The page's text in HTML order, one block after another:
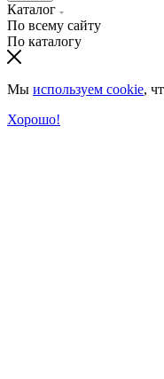
Каталог
По всему сайту
По каталогу
Мы используем cookie,
Хорошо!